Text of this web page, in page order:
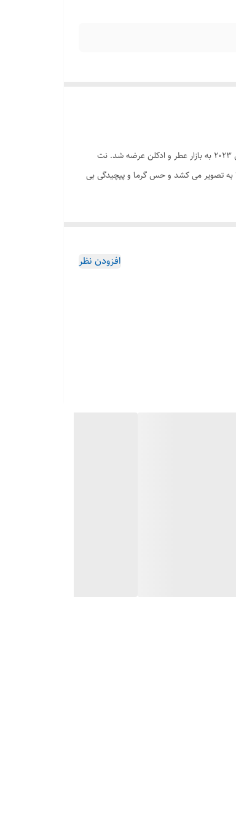
عطر لطافه مدل عجایب دبی عطری است مردانه. عطر ادکلن Ajayeb Dubai یک عطر جدید از برند لطافه پرفیوم است. عجایب دبی Ajayeb Dubai در سال ۲۰۲۳ به بازار عطر و ادکلن عرضه شد. نت
به تصویر می کشد و حس گرما و پیچیدگی بی
، نت پایه این ادکلن با استفاده از چوب
نیز با رایحه‌ای معطر و ملایم ، به تکمیل
افزودن نظر